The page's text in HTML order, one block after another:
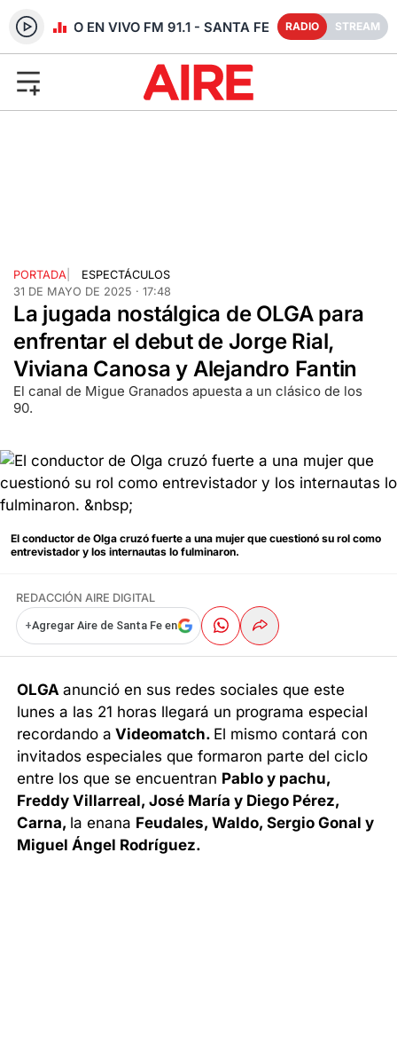
RADIO EN VIVO FM 91.1 - SANTA FE RADIO STREAM
PORTADA
ESPECTÁCULOS
31 DE MAYO DE 2025 · 17:48
La jugada nostálgica de OLGA para
enfrentar el debut de Jorge Rial,
Viviana Canosa y Alejandro Fantin
El canal de Migue Granados apuesta a un clásico de los
90.
El conductor de Olga cruzó fuerte a una mujer que cuestionó su rol como
entrevistador y los internautas lo fulminaron.
REDACCIÓN AIRE DIGITAL
+Agregar Aire de Santa Fe en
OLGAanunció en sus redes sociales que este
lunes a las 21 horas llegará un programa especial
recordando a Videomatch. El mismo contará con
invitados especiales que formaron parte del ciclo
entre los que se encuentran Pablo y pachu,
Freddy Villarreal, José María y Diego Pérez,
Carna, la enana Feudales, Waldo, Sergio Gonal y
Miguel Ángel Rodríguez.